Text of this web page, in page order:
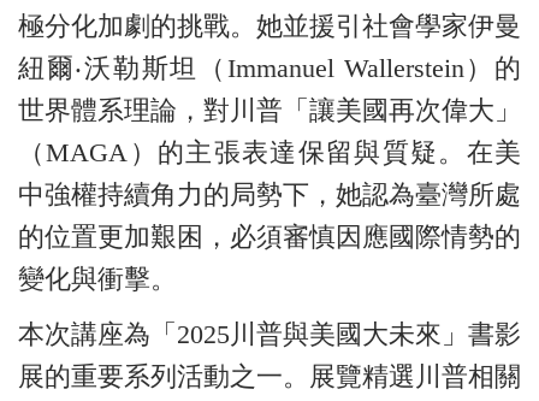
極分化加劇的挑戰。她並援引社會學家伊曼
紐爾‧沃勒斯坦（Immanuel Wallerstein）的
世界體系理論，對川普「讓美國再次偉大」
（MAGA）的主張表達保留與質疑。在美
中強權持續角力的局勢下，她認為臺灣所處
的位置更加艱困，必須審慎因應國際情勢的
變化與衝擊。
本次講座為「2025川普與美國大未來」書影
展的重要系列活動之一。展覽精選川普相關